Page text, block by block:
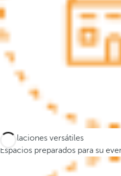
e
v
e
a
e
a
Instalaciones versátiles
Espacios preparados para su